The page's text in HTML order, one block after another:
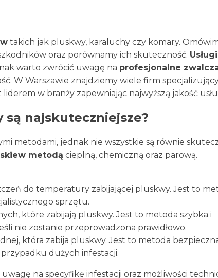
takich jak pluskwy, karaluchy czy komary.
oraz porównamy ich skuteczność. Usługi
warto zwrócić uwagę na profesjonalne
W Warszawie znajdziemy wiele firm
w branży zapewniając najwyższą jakość
najskuteczniejsze?
metodami, jednak nie wszystkie są równie
metodą cieplną, chemiczną oraz parową.
do temperatury zabijającej pluskwy. Jest to
sprzętu.
które zabijają pluskwy. Jest to metoda szybka i
nie zostanie przeprowadzona prawidłowo.
która zabija pluskwy. Jest to metoda
dużych infestacji.
na specyfikę infestacji oraz możliwości